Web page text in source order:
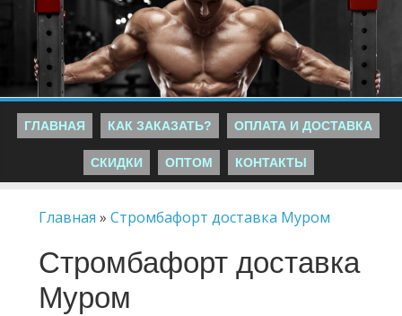
ГЛАВНАЯ КАК ЗАКАЗАТЬ? ОПЛАТА И ДОСТАВКА
СКИДКИ ОПТОМ КОНТАКТЫ
Главная »Стромбафорт доставка Муром
Стромбафорт доставка
Муром